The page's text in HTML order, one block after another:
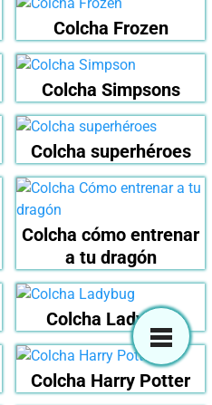
Colcha Frozen
Colcha Simpsons
Colcha superhéroes
Colcha cómo entrenar
a tu dragón
Colcha Ladybug
Colcha Harry Potter